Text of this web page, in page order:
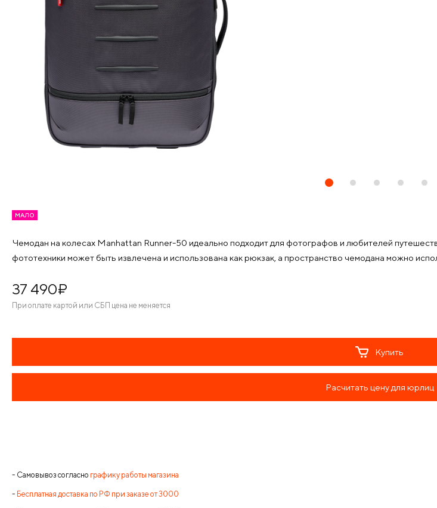
МАЛО
Чемодан на колесах Manhattan Runner-50 идеально подходит для фотографов и любителей
фототехники может быть извлечена и использована как рюкзак, а пространство чемодана можно
37 490¤
При оплате картой или СБП цена не меняется
Купить
Расчитать цену для юрлиц
- Самовывоз согласно графику работы магазина
- Бесплатная доставка по РФ при заказе от 3000